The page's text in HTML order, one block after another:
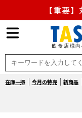
【重要
【重要】熊本地震
熊本県熊本地方を
在庫一掃 今月の特売 新商品